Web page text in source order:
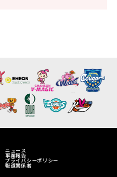
ニュース
事業報告
プライバシーポリシー
報道関係者